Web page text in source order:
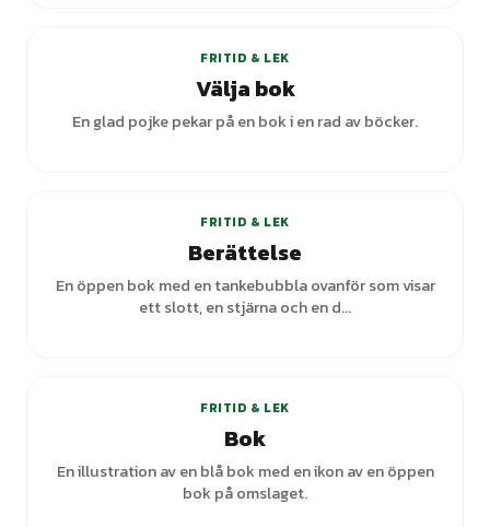
FRITID & LEK
Välja bok
En glad pojke pekar på en bok i en rad av böcker.
FRITID & LEK
Berättelse
En öppen bok med en tankebubbla ovanför som visar
ett slott, en stjärna och en d...
FRITID & LEK
Bok
En illustration av en blå bok med en ikon av en öppen
bok på omslaget.